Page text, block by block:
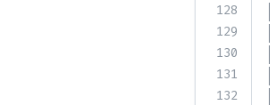
128
129
130
131
132